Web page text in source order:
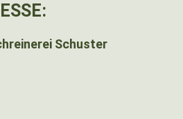
Schuster